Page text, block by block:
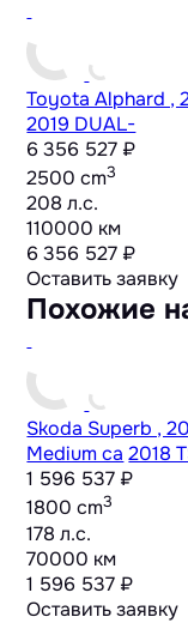
Toyota Alphard ,
2019 DUAL-
6 356 527 ₽
2500 cm3
208 л.с.
110000 км
6 356 527 ₽
Оставить заявку
Похожие
Skoda Superb ,
Medium ca 2018
1 596 537 ₽
1800 cm3
178 л.с.
70000 км
1 596 537 ₽
Оставить заявку